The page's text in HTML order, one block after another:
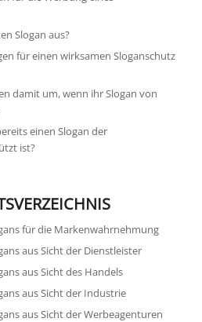
Slogan aus?
für einen wirksamen Sloganschutz
damit um, wenn ihr Slogan von
einen Slogan der
ist?
für die Markenwahrnehmung
aus Sicht der Dienstleister
aus Sicht des Handels
aus Sicht der Industrie
aus Sicht der Werbeagenturen